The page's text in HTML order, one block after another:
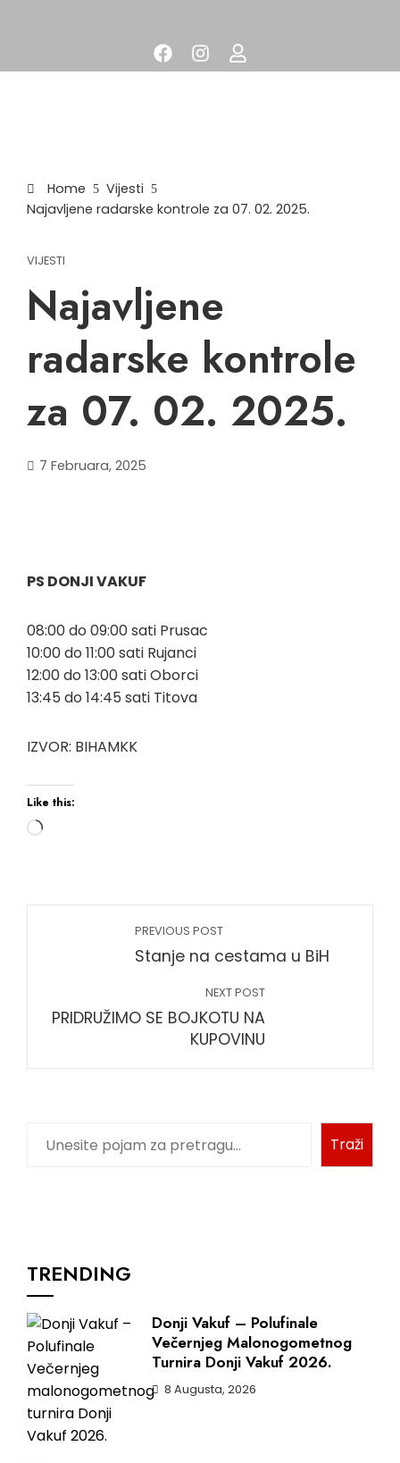
Home
Vijesti
Najavljene radarske kontrole za 07. 02. 2025.
VIJESTI
Najavljene
radarske kontrole
za 07. 02. 2025.
7 Februara, 2025
PS DONJI VAKUF
08:00 do 09:00 sati Prusac
10:00 do 11:00 sati Rujanci
12:00 do 13:00 sati Oborci
13:45 do 14:45 sati Titova
IZVOR: BIHAMKK
Like this:
PREVIOUS POST
Stanje na cestama u BiH
NEXT POST
PRIDRUŽIMO SE BOJKOTU NA
KUPOVINU
Traži
TRENDING
Donji Vakuf – Polufinale
Večernjeg Malonogometnog
Turnira Donji Vakuf 2026.
8 Augusta, 2026